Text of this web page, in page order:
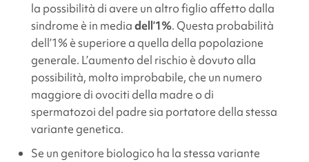
la possibilità di avere un altro figlio affetto dalla
sindrome è in mediadell’1%. Questa probabilità
dell’1% è superiore a quella della popolazione
generale. L’aumento del rischio è dovuto alla
possibilità, molto improbabile, che un numero
maggiore di ovociti della madre o di
spermatozoi del padre sia portatore della stessa
variante genetica.
Se un genitore biologico ha la stessa variante